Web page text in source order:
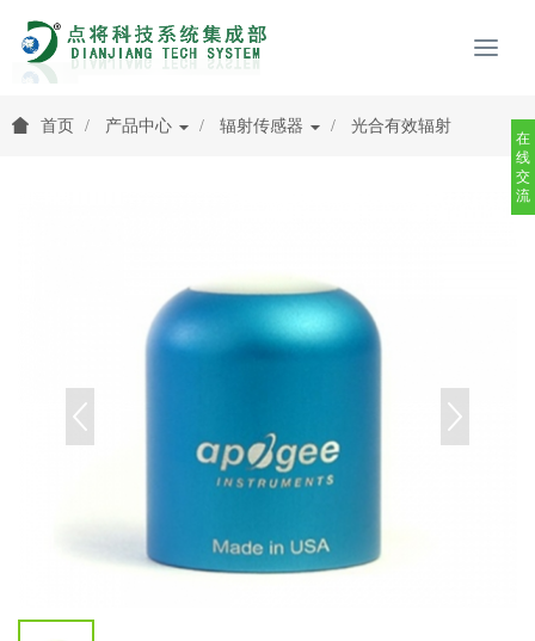
首页 产品中心 辐射传感器 光合有效辐射
在
线
交
流